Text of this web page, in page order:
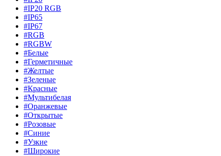
#IP20 RGB
#IP65
#IP67
#RGB
#RGBW
#Белые
#Герметичные
#Желтые
#Зеленые
#Красные
#Мультибелая
#Оранжевые
#Открытые
#Розовые
#Синие
#Узкие
#Широкие